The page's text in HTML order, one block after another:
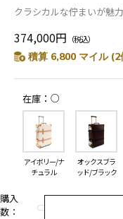
クラシカルな佇まいが魅
374,000円 （税込）
積算 6,800 マイル (2
在庫 ○
アイボリー/ナ
チュラル
オックスブラ
ッド/ブラック
購入
数：